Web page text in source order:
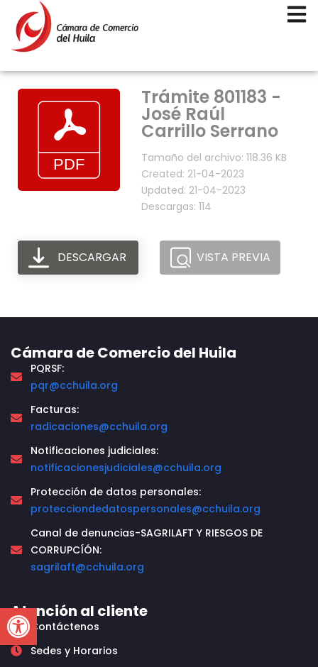
Open toolbar
Trámite 801183 -
José Raúl
Carrillo Serrano
Tamaño del archivo: 118.36 KB
Created: 21-04-2023
Updated: 21-04-2023
Descargas: 114
DESCARGAR VISTA PREVIA
Cámara de Comercio del Huila
PQRSF:
pqr@cchuila.org
Facturas:
radicaciones@cchuila.org
Notificaciones judiciales:
notificacionesjudiciales@cchuila.org
Protección de datos personales:
protecciondedatospersonales@cchuila.org
Canal de denuncias-SAGRILAFT Y RIESGOS DE
CORRUPCÍÓN:
sagrilaft@cchuila.org
Atención al cliente
Contáctenos
Sedes y Horarios